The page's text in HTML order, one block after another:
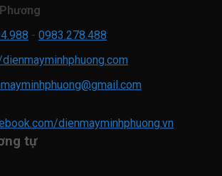
- 0983.278.488
dienmayminhphuong.vn
tự